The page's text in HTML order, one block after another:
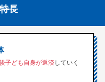
長
子ども自身が返済していく